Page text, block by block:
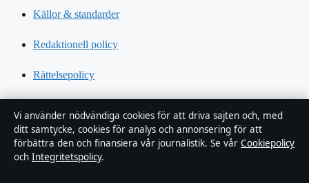
Källor & standarder
Redaktionell policy
Rättelsepolicy
Kändisar & integritet
Integritetspolicy
Vi använder nödvändiga cookies för att driva sajten och, med
ditt samtycke, cookies för analys och annonsering för att
förbättra den och finansiera vår journalistik. Se vår Cookiepolicy
och Integritetspolicy.